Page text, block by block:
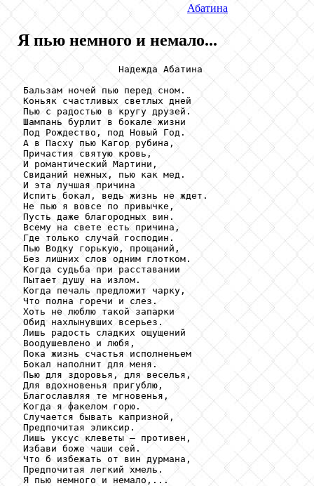
Абатина
Я пью немного и немало...
                  Надежда Абатина
Бальзам ночей пью перед сном.
Коньяк счастливых светлых дней
Пью с радостью в кругу друзей.
Шампань бурлит в бокале жизни
Под Рождество, под Новый Год.
А в Пасху пью Кагор рубина,
Причастия святую кровь,
И романтический Мартини,
Свиданий нежных, пью как мед.
И эта лучшая причина
Испить бокал, ведь жизнь не ждет.
Не пью я вовсе по привычке,
Пусть даже благородных вин.
Всему на свете есть причина,
Где только случай господин.
Пью Водку горькую, прощаний,
Без лишних слов одним глотком.
Когда судьба при расставании
Пытает душу на излом.
Когда печаль предложит чарку,
Что полна горечи и слез.
Хоть не люблю такой запарки
Обид нахлынувших всерьез.
Лишь радость сладких ощущений
Воодушевлено и любя,
Пока жизнь счастья исполненьем
Бокал наполнит для меня.
Пью для здоровья, для веселья,
Для вдохновенья пригублю,
Благославляя те мгновенья,
Когда я факелом горю.
Случается бывать капризной,
Предпочитая эликсир.
Лишь уксус клеветы – противен,
Избави боже чаши сей.
Что б избежать от вин дурмана,
Предпочитая легкий хмель.
Я пью немного и немало,...